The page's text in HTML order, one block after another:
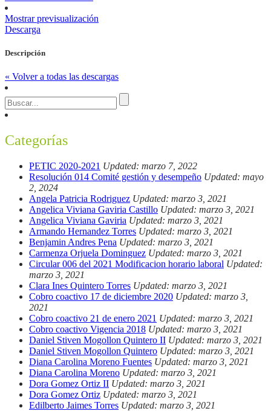
Mostrar previsualización
Descarga
Descripción
« Volver a todas las descargas
Categorías
PETIC 2020-2021 Updated: marzo 7, 2022
Resolución 014 Comité gestión y desempeño Updated: mayo
2, 2024
Angela Patricia Rodriguez Updated: marzo 3, 2021
Angelica Viviana Gaviria Castillo Updated: marzo 3, 2021
Angelica Viviana Gaviria Updated: marzo 3, 2021
Armando Hernandez Torres Updated: marzo 3, 2021
Benjamin Andres Pena Updated: marzo 3, 2021
Carmenza Orjuela Dominguez Updated: marzo 3, 2021
Circular 006 del 2021 Modificacion horario laboral Updated:
marzo 3, 2021
Clara Ines Quintero Torres Updated: marzo 3, 2021
Cobro coactivo 17 de diciembre 2020 Updated: marzo 3,
2021
Cobro coactivo 21 de enero 2021 Updated: marzo 3, 2021
Cobro coactivo Vigencia 2018 Updated: marzo 3, 2021
Daniel Stiven Mogollon Quintero II Updated: marzo 3, 2021
Daniel Stiven Mogollon Quintero Updated: marzo 3, 2021
Diana Carolina Moreno Fuentes Updated: marzo 3, 2021
Diana Carolina Moreno Updated: marzo 3, 2021
Dora Gomez Ortiz II Updated: marzo 3, 2021
Dora Gomez Ortiz Updated: marzo 3, 2021
Edilberto Jaimes Torres Updated: marzo 3, 2021